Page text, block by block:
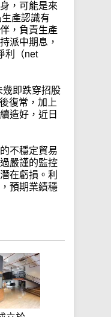
，可能是來
產認識有
，負責生產
派中期息，
利（net
幾即跌穿招股
復常，加上
造好，近日
不穩定貿易
嚴謹的監控
在虧損。利
預期業績穩